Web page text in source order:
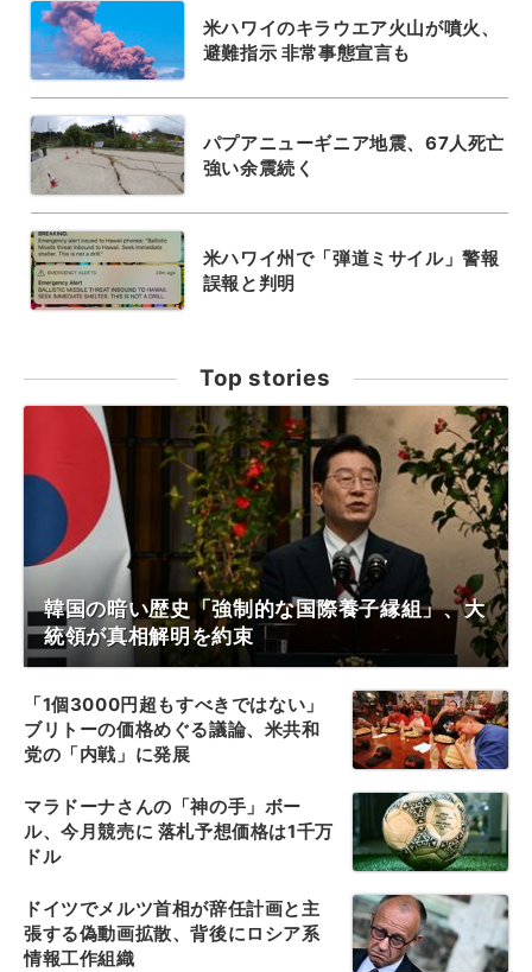
米ハワイのキラウエア火山が噴火、
避難指示 非常事態宣言も
パプアニューギニア地震、67人死亡
強い余震続く
米ハワイ州で「弾道ミサイル」警報
誤報と判明
Top stories
韓国の暗い歴史「強制的な国際養子縁組」、大
統領が真相解明を約束
「1個3000円超もすべきではない」
ブリトーの価格めぐる議論、米共和
党の「内戦」に発展
マラドーナさんの「神の手」ボー
ル、今月競売に 落札予想価格は1千万
ドル
ドイツでメルツ首相が辞任計画と主
張する偽動画拡散、背後にロシア系
情報工作組織